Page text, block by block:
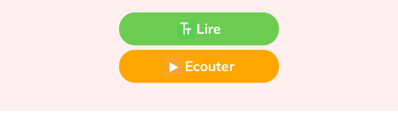
Ogres, monstres et sorcières
Héroïnes et héros
Lire
Ecouter